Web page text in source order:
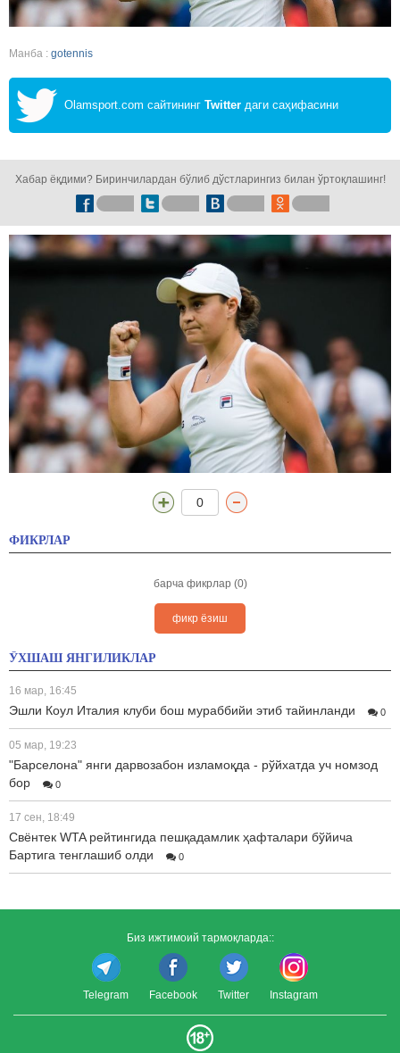
Манба : gotennis
Olamsport.com сайтининг Twitter даги саҳифасини
Хабар ёқдими? Биринчилардан бўлиб дўстларингиз билан ўртоқлашинг!
0
ФИКРЛАР
барча фикрлар (0)
фикр ёзиш
ЎХШАШ ЯНГИЛИКЛАР
16 мар, 16:45
Эшли Коул Италия клуби бош мураббийи этиб тайинланди 0
05 мар, 19:23
"Барселона" янги дарвозабон изламоқда - рўйхатда уч номзод
бор
0
17 сен, 18:49
Свёнтек WTA рейтингида пешқадамлик ҳафталари бўйича
Бартига тенглашиб олди
0
Биз ижтимоий тармоқларда::
Telegram Facebook Twitter Instagram